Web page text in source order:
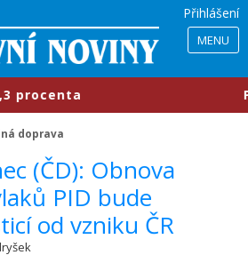
Přihlášení
MENU
doprava
(ČD): Obnova
PID bude
od vzniku ČR